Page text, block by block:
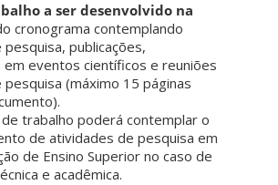
a ser desenvolvido na
cronograma contemplando
publicações,
em eventos científicos e reuniões
(máximo 15 páginas
trabalho poderá contemplar o
de atividades de pesquisa em
de Ensino Superior no caso de
e acadêmica.